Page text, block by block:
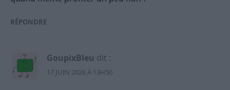
RÉPONDRE
GoupixBleu dit :
17 JUIN 2026 À 13H50